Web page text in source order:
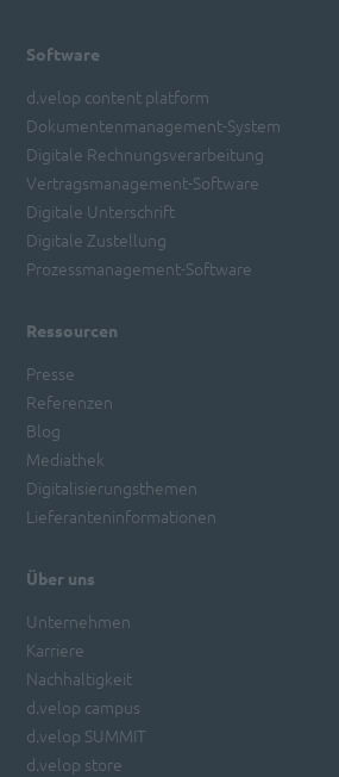
Software
d.velop content platform
Dokumentenmanagement-System
Digitale Rechnungsverarbeitung
Vertragsmanagement-Software
Digitale Unterschrift
Digitale Zustellung
Prozessmanagement-Software
Ressourcen
Presse
Referenzen
Blog
Mediathek
Digitalisierungsthemen
Lieferanteninformationen
Über uns
Unternehmen
Karriere
Nachhaltigkeit
d.velop campus
d.velop SUMMIT
d.velop store